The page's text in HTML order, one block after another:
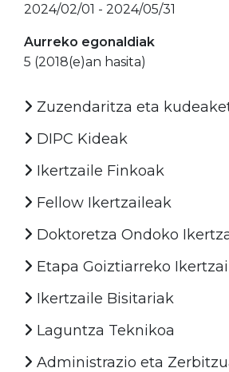
2024/02/01 - 2024/05/31
Aurreko egonaldiak
5 (2018(e)an hasita)
Zuzendaritza eta
DIPC Kideak
Ikertzaile Finkoak
Fellow Ikertzaileak
Doktoretza Ondoko
Etapa Goiztiarreko
Ikertzaile Bisitariak
Laguntza Teknikoa
Administrazio eta